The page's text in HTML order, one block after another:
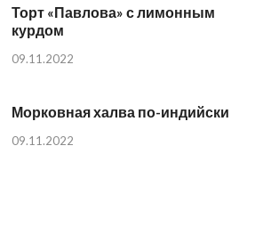
Торт «Павлова» с лимонным
курдом
09.11.2022
Морковная халва по-индийски
09.11.2022